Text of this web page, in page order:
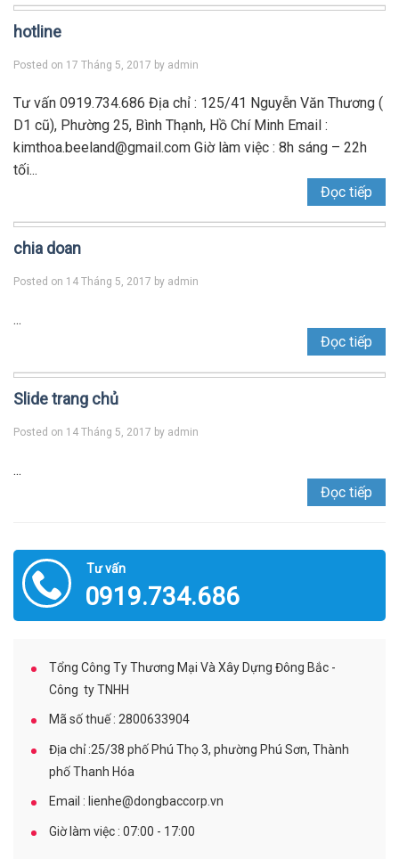
hotline
Posted on 17 Tháng 5, 2017 by admin
Tư vấn 0919.734.686 Địa chỉ : 125/41 Nguyễn Văn Thương (
D1 cũ), Phường 25, Bình Thạnh, Hồ Chí Minh Email :
kimthoa.beeland@gmail.com Giờ làm việc : 8h sáng – 22h
tối...
Đọc tiếp
chia doan
Posted on 14 Tháng 5, 2017 by admin
...
Đọc tiếp
Slide trang chủ
Posted on 14 Tháng 5, 2017 by admin
...
Đọc tiếp
Tư vấn
0919.734.686
Tổng Công Ty Thương Mại Và Xây Dựng Đông Bắc -
Công ty TNHH
Mã số thuế : 2800633904
Địa chỉ :25/38 phố Phú Thọ 3, phường Phú Sơn, Thành
phố Thanh Hóa
Email : lienhe@dongbaccorp.vn
Giờ làm việc : 07:00 - 17:00